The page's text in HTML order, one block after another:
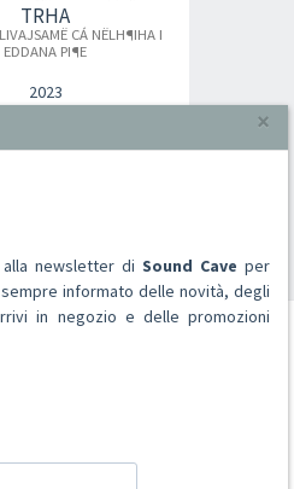
TRHA
CÁ N​Ë​LH​¶​IHA I
PI​¶​E
2023
×
newsletter di Sound Cave per
informato delle novità, degli
in negozio e delle promozioni